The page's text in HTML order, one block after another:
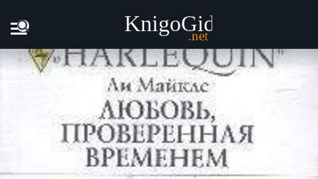
Главная Ли Майклс - Любовь, проверенная